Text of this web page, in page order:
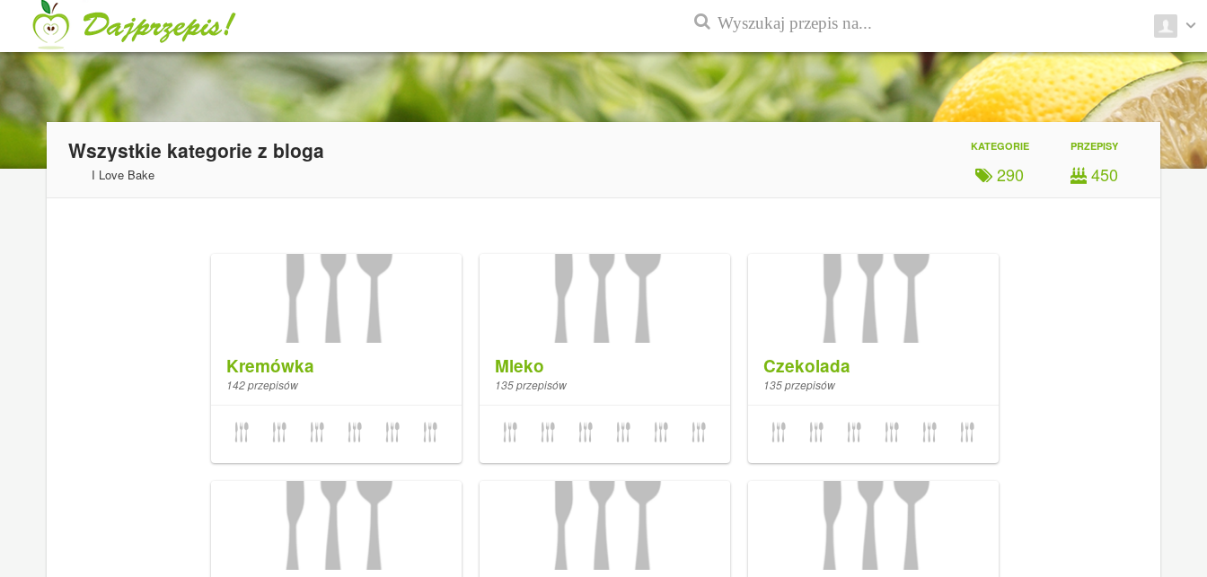
Wszystkie kategorie z bloga
I Love Bake
PRZEPISY
450
KATEGORIE
290
Kremówka
142 przepisów
Mleko
135 przepisów
Czekolada
135 przepisów